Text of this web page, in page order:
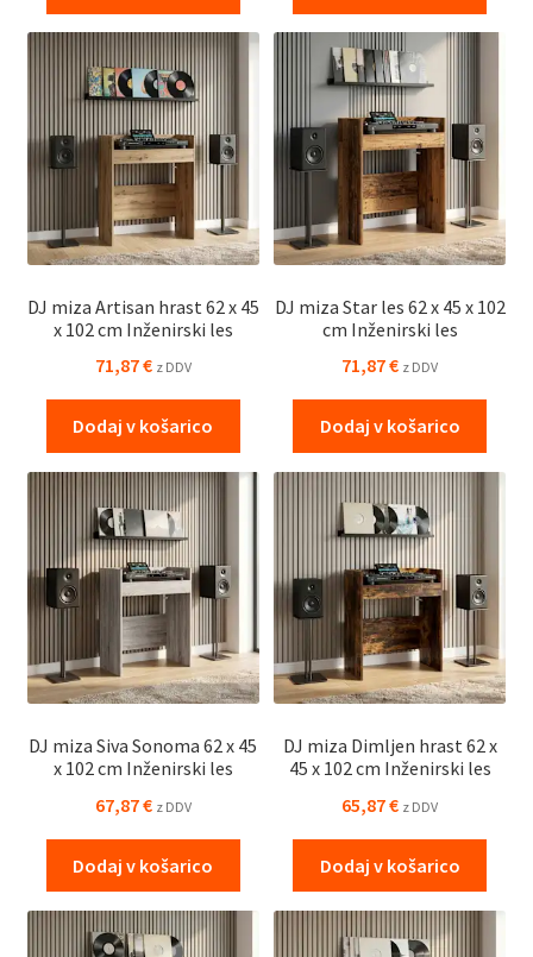
DJ miza Artisan hrast 62 x 45
x 102 cm Inženirski les
71,87€ z DDV
Dodaj v košarico
DJ miza Star les 62 x 45 x 102
cm Inženirski les
71,87€ z DDV
Dodaj v košarico
DJ miza Siva Sonoma 62 x 45
x 102 cm Inženirski les
67,87€ z DDV
Dodaj v košarico
DJ miza Dimljen hrast 62 x
45 x 102 cm Inženirski les
65,87€ z DDV
Dodaj v košarico